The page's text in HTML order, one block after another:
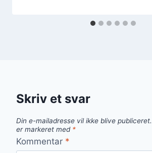
Skriv et svar
Din e-mailadresse vil ikke blive publiceret.
er markeret med *
Kommentar *